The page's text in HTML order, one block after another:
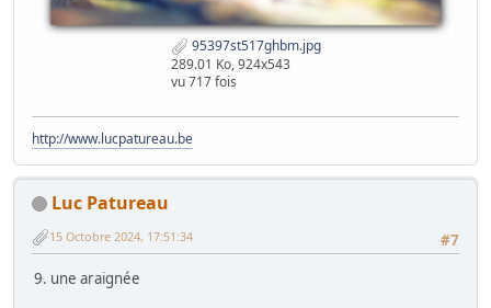
95397st517ghbm.jpg
289.01 Ko, 924x543
vu 717 fois
http://www.lucpatureau.be
Luc Patureau
#7
15 Octobre 2024, 17:51:34
9. une araignée